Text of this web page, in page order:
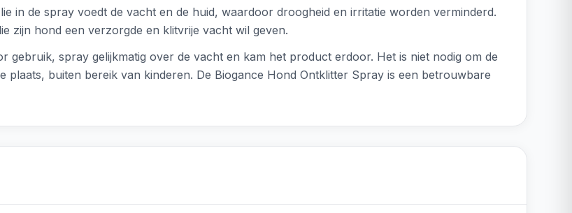
in de spray voedt de vacht en de huid, waardoor droogheid en irritatie worden verminderd.
zijn hond een verzorgde en klitvrije vacht wil geven.
gebruik, spray gelijkmatig over de vacht en kam het product erdoor. Het is niet nodig om de
buiten bereik van kinderen. De Biogance Hond Ontklitter Spray is een betrouwbare